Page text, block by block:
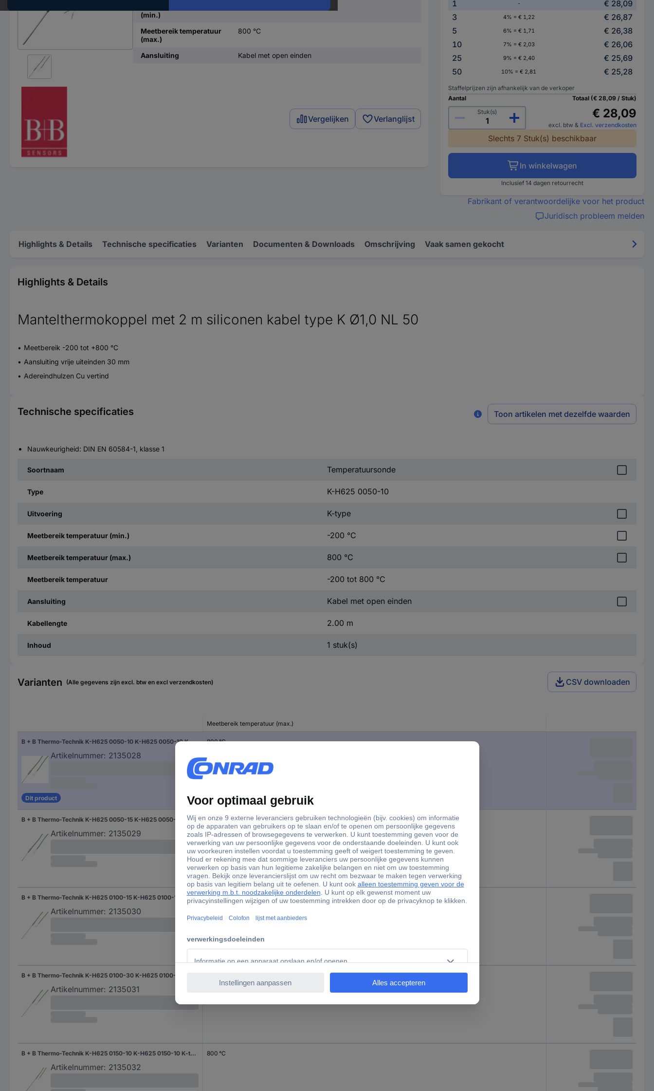
(min.)
Meetbereik temperatuur
(max.)
800 °C
Aansluiting Kabel met open einden
Vergelijken Verlanglijst
1 -
€ 28,09
3
4% = € 1,22
€ 26,87
5
6% = € 1,71
€ 26,38
10
7% = € 2,03
€ 26,06
25
9% = € 2,40
€ 25,69
50
10% = € 2,81 € 25,28
Staffelprijzen zijn afhankelijk van de verkoper
Aantal
Stuk(s)
Totaal (€ 28,09 / Stuk)
€ 28,09
excl. btw & Excl. verzendkosten
Slechts 7 Stuk(s) beschikbaar
In winkelwagen
Inclusief 14 dagen retourrecht
Fabrikant of verantwoordelijke voor het product
Juridisch probleem melden
Highlights & Details Technische specificaties Varianten Documenten & Downloads Omschrijving Vaak samen gekocht
Highlights & Details
Mantelthermokoppel met 2 m siliconen kabel type K Ø1,0 NL 50
Meetbereik -200 tot +800 °C
Aansluiting vrije uiteinden 30 mm
Adereindhulzen Cu vertind
Technische specificaties Toon artikelen met dezelfde waarden
Nauwkeurigheid: DIN EN 60584-1, klasse 1
Soortnaam Temperatuursonde
Type K-H625 0050-10
Uitvoering K-type
Meetbereik temperatuur (min.) -200 °C
Meetbereik temperatuur (max.) 800 °C
Meetbereik temperatuur -200 tot 800 °C
Aansluiting Kabel met open einden
Kabellengte 2.00 m
Inhoud 1 stuk(s)
Varianten (Alle gegevens zijn excl. btw en excl verzendkosten) CSV downloaden
Meetbereik temperatuur (max.)
B + B Thermo-Technik K-H625 0050-10 K-H625 0050-10 K-type Temperatuursonde -200 tot 800 °C
Artikelnummer: 2135028
Dit product
800 °C
B + B Thermo-Technik K-H625 0050-15 K-H625 0050-15 K-type Temperatuursonde -200 tot 1100 °C
Artikelnummer: 2135029
1100 °C
B + B Thermo-Technik K-H625 0100-15 K-H625 0100-15 K-type Temperatuursonde -200 tot 1100 °C
Artikelnummer: 2135030
1100 °C
Artikelnummer: 2135031
B + B Thermo-Technik K-H625 0150-10 K-H625 0150-10 K-type Temperatuursonde -200 tot 800 °C
Artikelnummer: 2135032
800 °C